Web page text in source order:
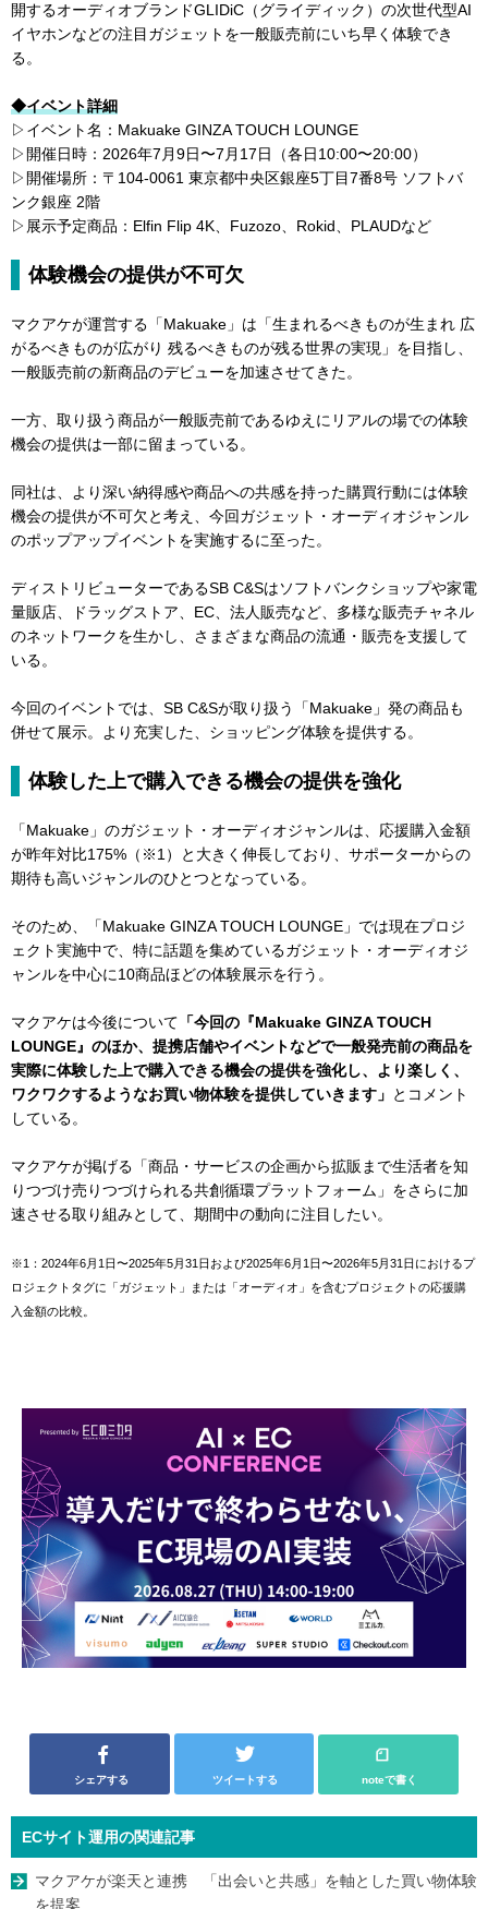
開するオーディオブランドGLIDiC（グライディック）の次世代型AI
イヤホンなどの注目ガジェットを一般販売前にいち早く体験でき
る。
◆イベント詳細
▷イベント名：Makuake GINZA TOUCH LOUNGE
▷開催日時：2026年7月9日〜7月17日（各日10:00〜20:00）
▷開催場所：〒104-0061 東京都中央区銀座5丁目7番8号 ソフトバ
ンク銀座 2階
▷展示予定商品：Elfin Flip 4K、Fuzozo、Rokid、PLAUDなど
体験機会の提供が不可欠
マクアケが運営する「Makuake」は「生まれるべきものが生まれ 広
がるべきものが広がり 残るべきものが残る世界の実現」を目指し、
一般販売前の新商品のデビューを加速させてきた。
一方、取り扱う商品が一般販売前であるゆえにリアルの場での体験
機会の提供は一部に留まっている。
同社は、より深い納得感や商品への共感を持った購買行動には体験
機会の提供が不可欠と考え、今回ガジェット・オーディオジャンル
のポップアップイベントを実施するに至った。
ディストリビューターであるSB C&Sはソフトバンクショップや家電
量販店、ドラッグストア、EC、法人販売など、多様な販売チャネル
のネットワークを生かし、さまざまな商品の流通・販売を支援して
いる。
今回のイベントでは、SB C&Sが取り扱う「Makuake」発の商品も
併せて展示。より充実した、ショッピング体験を提供する。
体験した上で購入できる機会の提供を強化
「Makuake」のガジェット・オーディオジャンルは、応援購入金額
が昨年対比175%（※1）と大きく伸長しており、サポーターからの
期待も高いジャンルのひとつとなっている。
そのため、「Makuake GINZA TOUCH LOUNGE」では現在プロジ
ェクト実施中で、特に話題を集めているガジェット・オーディオジ
ャンルを中心に10商品ほどの体験展示を行う。
マクアケは今後について 「今回の『Makuake GINZA TOUCH
LOUNGE』のほか、提携店舗やイベントなどで一般発売前の商品を
実際に体験した上で購入できる機会の提供を強化し、より楽しく、
ワクワクするようなお買い物体験を提供していきます」 とコメント
している。
マクアケが掲げる「商品・サービスの企画から拡販まで生活者を知
りつづけ売りつづけられる共創循環プラットフォーム」をさらに加
速させる取り組みとして、期間中の動向に注目したい。
※1：2024年6月1日〜2025年5月31日および2025年6月1日〜2026年5月31日におけるプ
ロジェクトタグに「ガジェット」または「オーディオ」を含むプロジェクトの応援購
入金額の比較。
シェアする ツイートする noteで書く
ECサイト運用の関連記事
マクアケが楽天と連携 「出会いと共感」を軸とした買い物体験
を提案